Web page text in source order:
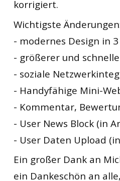
korrigiert.
Wichtigste
- modernes Design in
- größerer und
- soziale
- Handyfähige Mini-
- Kommentar,
- User News Block (in
- User Daten Upload
Ein großer Dank an
ein Dankeschön an